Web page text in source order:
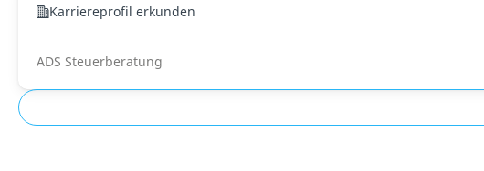
Karriereprofil erkunden
ADS Steuerberatung